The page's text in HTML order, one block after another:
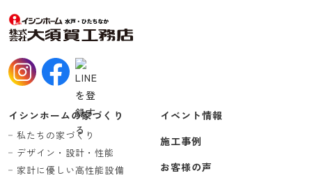
イシンホームの家づくり
私たちの家づくり
デザイン・設計・性能
家計に優しい高性能設備
イベント情報
施工事例
お客様の声